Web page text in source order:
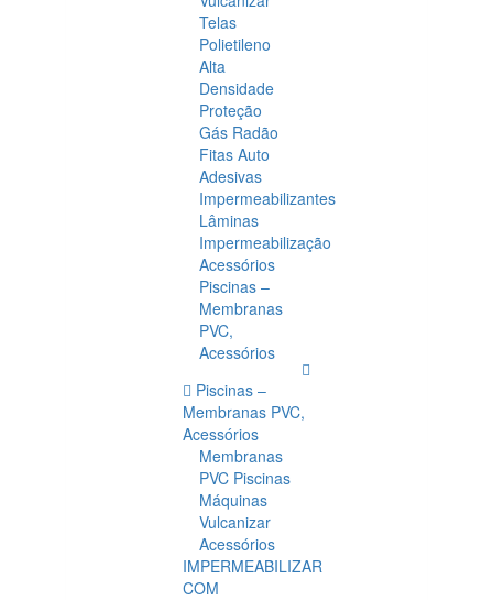
Telas
Polietileno
Alta
Densidade
Proteção
Gás Radão
Fitas Auto
Adesivas
Impermeabilizantes
Lâminas
Impermeabilização
Acessórios
Piscinas –
Membranas
PVC,
Acessórios
Piscinas –
Membranas PVC,
Acessórios
Membranas
PVC Piscinas
Máquinas
Vulcanizar
Acessórios
IMPERMEABILIZAR
COM